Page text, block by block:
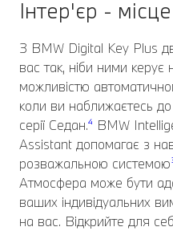
Інтер'єр -
З BMW Digital Key Plus
вас так, ніби ними
можливістю
коли ви наближаєтесь
серії Седан.⁴ BMW
Assistant допомагає з
розважальною системою
Атмосфера може бути
ваших індивідуальних
на вас. Відкрийте для